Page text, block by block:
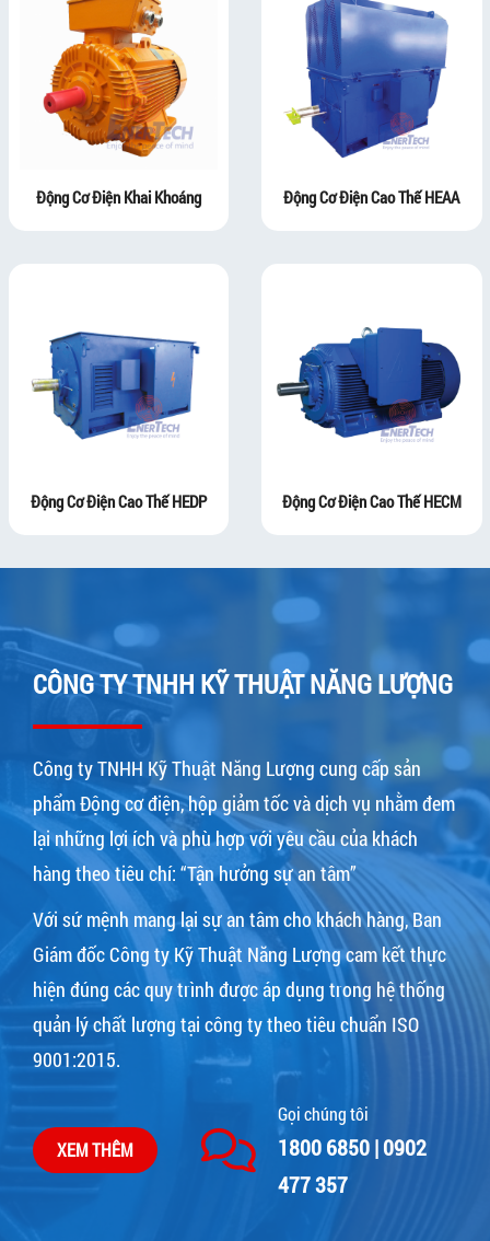
Động Cơ Điện Khai Khoáng Động Cơ Điện Cao Thế HEAA
Động Cơ Điện Cao Thế HEDP Động Cơ Điện Cao Thế HECM
CÔNG TY TNHH KỸ THUẬT NĂNG LƯỢNG
Công ty TNHH Kỹ Thuật Năng Lượng cung cấp sản
phẩm Động cơ điện, hộp giảm tốc và dịch vụ nhằm đem
lại những lợi ích và phù hợp với yêu cầu của khách
hàng theo tiêu chí: “Tận hưởng sự an tâm”
Với sứ mệnh mang lại sự an tâm cho khách hàng, Ban
Giám đốc Công ty Kỹ Thuật Năng Lượng cam kết thực
hiện đúng các quy trình được áp dụng trong hệ thống
quản lý chất lượng tại công ty theo tiêu chuẩn ISO
9001:2015.
XEM THÊM
Gọi chúng tôi
1800 6850 | 0902
477 357